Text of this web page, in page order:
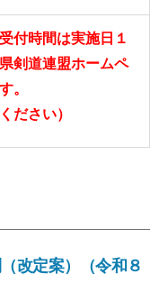
付時間は実施日１
剣道連盟ホームペ
。
ださい）
改定案）（令和８